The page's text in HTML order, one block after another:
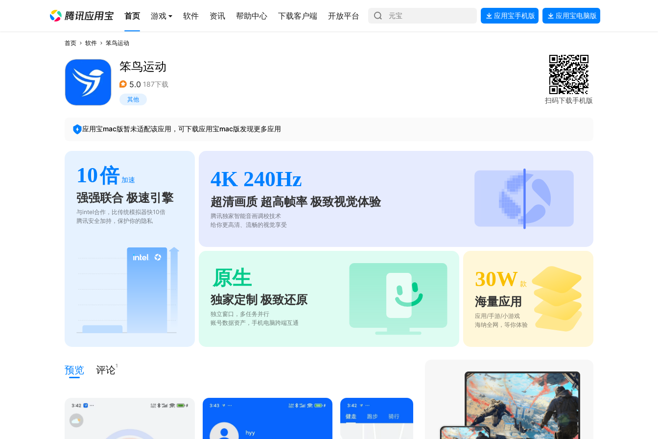
首页 游戏 软件 资讯 帮助中心 下载客户端 开放平台 应用宝手机版 应用宝电脑版
首页 软件 笨鸟运动
笨鸟运动
5.0 187下载
其他 扫码下载手机版
应用宝mac版暂未适配该应用，可下载应用宝mac版发现更多应用
10倍 加速
强强联合 极速引擎
与intel合作，比传统模拟器快10倍
腾讯安全加持，保护你的隐私
4K 240Hz
超清画质 超高帧率 极致视觉体验
腾讯独家智能音画调校技术
给你更高清、流畅的视觉享受
原生
独家定制 极致还原
独立窗口，多任务并行
账号数据资产，手机电脑跨端互通
30W 款
海量应用
应用/手游/小游戏
海纳全网，等你体验
预览 评论1